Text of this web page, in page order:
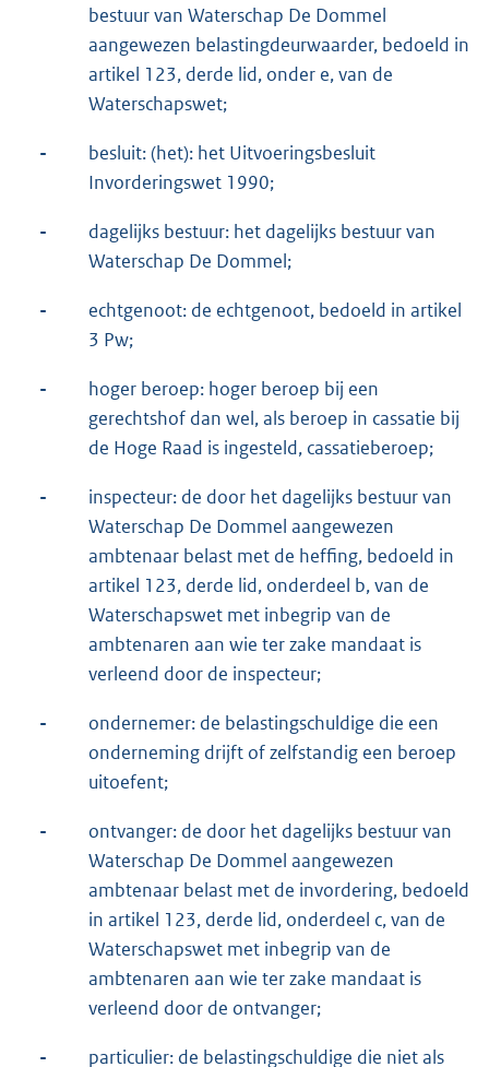
bestuur van Waterschap De Dommel
aangewezen belastingdeurwaarder, bedoeld in
artikel 123, derde lid, onder e, van de
Waterschapswet;
-
besluit: (het): het Uitvoeringsbesluit
Invorderingswet 1990;
-
dagelijks bestuur: het dagelijks bestuur van
Waterschap De Dommel;
-
echtgenoot: de echtgenoot, bedoeld in artikel
3 Pw;
-
hoger beroep: hoger beroep bij een
gerechtshof dan wel, als beroep in cassatie bij
de Hoge Raad is ingesteld, cassatieberoep;
-
inspecteur: de door het dagelijks bestuur van
Waterschap De Dommel aangewezen
ambtenaar belast met de heffing, bedoeld in
artikel 123, derde lid, onderdeel b, van de
Waterschapswet met inbegrip van de
ambtenaren aan wie ter zake mandaat is
verleend door de inspecteur;
-
ondernemer: de belastingschuldige die een
onderneming drijft of zelfstandig een beroep
uitoefent;
-
ontvanger: de door het dagelijks bestuur van
Waterschap De Dommel aangewezen
ambtenaar belast met de invordering, bedoeld
in artikel 123, derde lid, onderdeel c, van de
Waterschapswet met inbegrip van de
ambtenaren aan wie ter zake mandaat is
verleend door de ontvanger;
- particulier: de belastingschuldige die niet als